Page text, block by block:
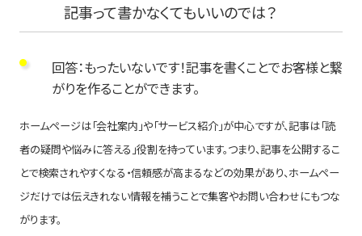
記事って書かなくてもいいのでは？
回答：もったいないです！記事を書くことでお客様と繋
がりを作ることができます。
ホームページは「会社案内」や「サービス紹介」が中心ですが、記事は「読
者の疑問や悩みに答える」役割を持っています。つまり、記事を公開するこ
とで検索されやすくなる・信頼感が高まるなどの効果があり、ホームペー
ジだけでは伝えきれない情報を補うことで集客やお問い合わせにもつな
がります。